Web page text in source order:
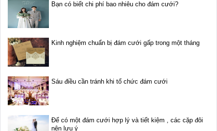
Bạn có biết chi phí bao nhiêu cho đám cưới?
Kinh nghiệm chuẩn bị đám cưới gấp trong một tháng
Sáu điều cần tránh khi tổ chức đám cưới
Để có một đám cưới hợp lý và tiết kiệm , các cặp đôi
nên lưu ý